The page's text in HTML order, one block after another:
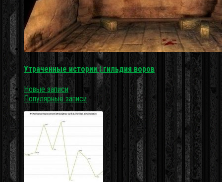
Утраченные истории | гильдия воров
Новые записи
Популярные записи